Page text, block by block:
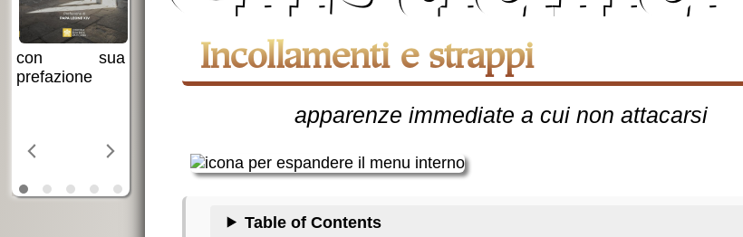
Bernadette
unpensiero
ingiustamente
dimenticato
Incollamenti e strappi
apparenze immediate a cui non attacarsi
Table of Contents